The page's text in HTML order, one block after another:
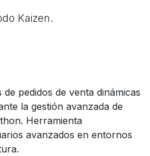
Kaizen.
pedidos de venta dinámicas
la gestión avanzada de
Herramienta
avanzados en entornos